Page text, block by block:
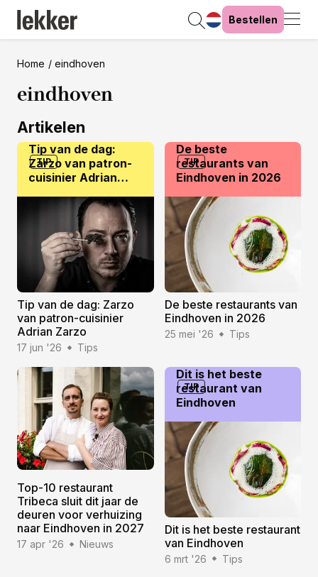
Bestellen
Home eindhoven
eindhoven
Artikelen
TIP
Tip van de dag:
Zarzo van patron-
cuisinier Adrian
Tip van de dag: Zarzo
van patron-cuisinier
Adrian Zarzo
17 jun '26 Tips
TIP
De beste
restaurants van
Eindhoven in 2026
De beste restaurants van
Eindhoven in 2026
25 mei '26 Tips
Top-10 restaurant
Tribeca sluit dit jaar de
deuren voor verhuizing
naar Eindhoven in 2027
17 apr '26 Nieuws
TIP
Dit is het beste
restaurant van
Eindhoven
Dit is het beste restaurant
van Eindhoven
6 mrt '26 Tips